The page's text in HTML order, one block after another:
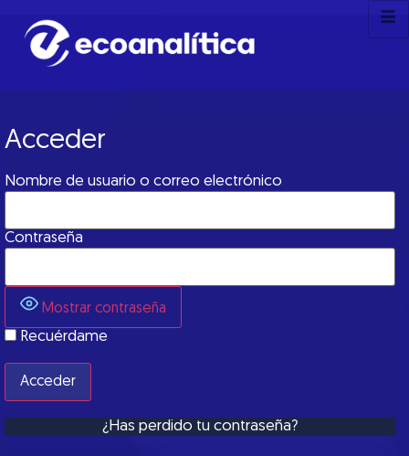
Acceder
Nombre de usuario o correo electrónico
Contraseña
Mostrar contraseña
Recuérdame
¿Has perdido tu contraseña?